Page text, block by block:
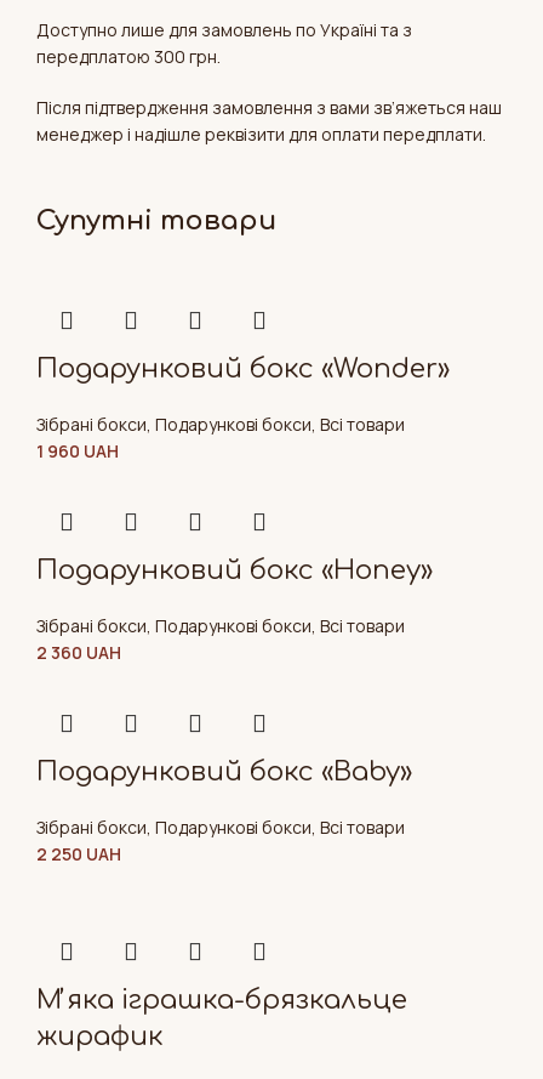
Доступно лише для замовлень по Україні та з
передплатою 300 грн.
Після підтвердження замовлення з вами зв’яжеться наш
менеджер і надішле реквізити для оплати передплати.
Супутні товари
Подарунковий бокс «Wonder»
Зібрані бокси, Подарункові бокси, Всі товари
1 960 UAH
Подарунковий бокс «Honey»
Зібрані бокси, Подарункові бокси, Всі товари
2 360 UAH
Подарунковий бокс «Baby»
Зібрані бокси, Подарункові бокси, Всі товари
2 250 UAH
Мʼяка іграшка-брязкальце
жирафик